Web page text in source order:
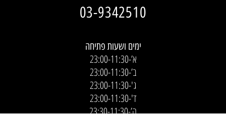
03-9342510
ימים ושעות פתיחה
א’-23:00-11:30
ב’-23:00-11:30
ג'-23:00-11:30
ד'-23:00-11:30
ה’-23:30-11:30